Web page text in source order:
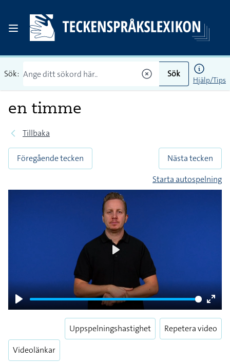
Sök: Sök
Hjälp/Tips
en timme
Tillbaka
Föregående tecken
Nästa tecken
Starta autospelning
Play
Enter
Videolänkar
Uppspelningshastighet Repetera video